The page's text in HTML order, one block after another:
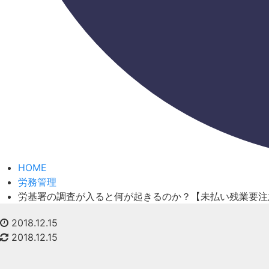
HOME
労務管理
労基署の調査が入ると何が起きるのか？【未払い残業要
2018.12.15
2018.12.15